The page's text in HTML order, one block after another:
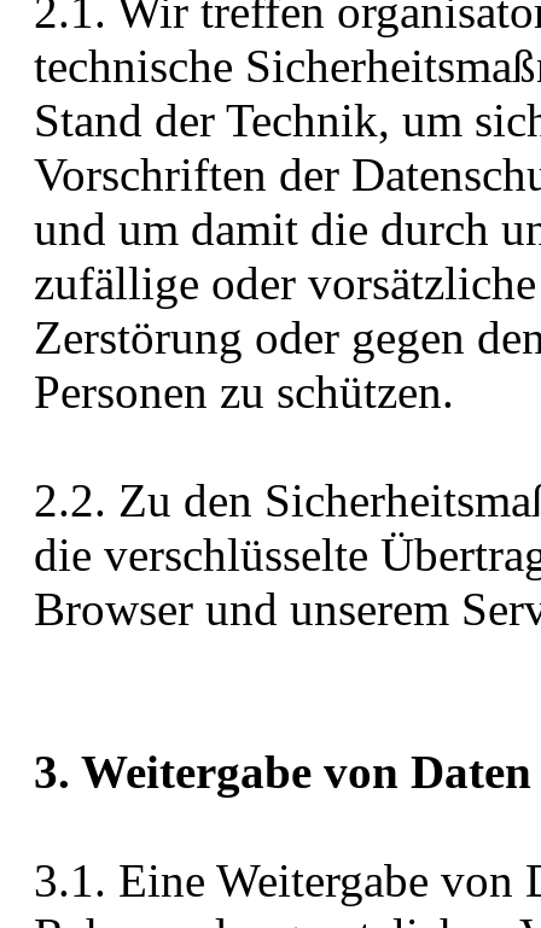
2.1. Wir treffen
technische
Stand der Technik, um
Vorschriften der
und um damit die durch
zufällige oder
Zerstörung oder gegen
Personen zu schützen.
2.2. Zu den
die verschlüsselte
Browser und unserem
3. Weitergabe von
3.1. Eine Weitergabe